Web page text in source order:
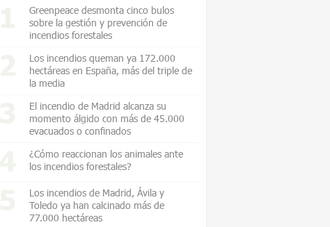
Greenpeace desmonta cinco bulos
sobre la gestión y prevención de
incendios forestales
Los incendios queman ya 172.000
hectáreas en España, más del triple de
la media
El incendio de Madrid alcanza su
momento álgido con más de 45.000
evacuados o confinados
¿Cómo reaccionan los animales ante
los incendios forestales?
Los incendios de Madrid, Ávila y
Toledo ya han calcinado más de
77.000 hectáreas